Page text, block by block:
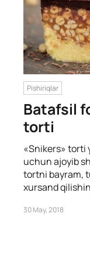
Pishiriqlar
Batafsil
torti
«Snikers» torti
uchun ajoyib
tortni bayram,
xursand
30 May, 2018